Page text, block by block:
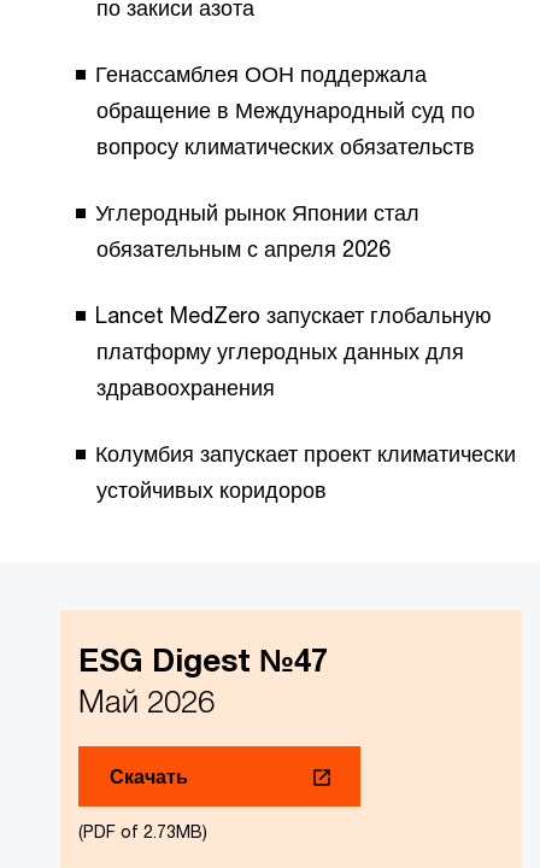
по закиси азота
Генассамблея ООН поддержала
обращение в Международный суд по
вопросу климатических обязательств
Углеродный рынок Японии стал
обязательным с апреля 2026
Lancet MedZero запускает глобальную
платформу углеродных данных для
здравоохранения
Колумбия запускает проект климатически
устойчивых коридоров
ESG Digest №47
Май 2026
Скачать
(PDF of 2.73MB)